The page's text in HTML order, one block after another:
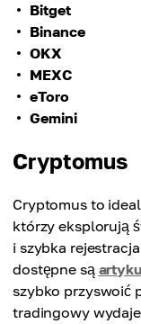
Bitget
Binance
OKX
MEXC
eToro
Gemini
Cryptomus
Cryptomus to
którzy eksplorują
i szybka
dostępne są
szybko przyswoić
tradingowy